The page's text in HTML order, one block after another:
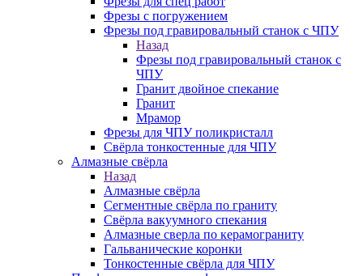
Фрезы с погружением
Фрезы под гравировальный станок с ЧПУ
Назад
Фрезы под гравировальный станок с
ЧПУ
Гранит двойное спекание
Гранит
Мрамор
Фрезы для ЧПУ поликристалл
Свёрла тонкостенные для ЧПУ
Алмазные свёрла
Назад
Алмазные свёрла
Сегментные свёрла по граниту
Свёрла вакуумного спекания
Алмазные сверла по керамограниту
Гальванические коронки
Тонкостенные свёрла для ЧПУ